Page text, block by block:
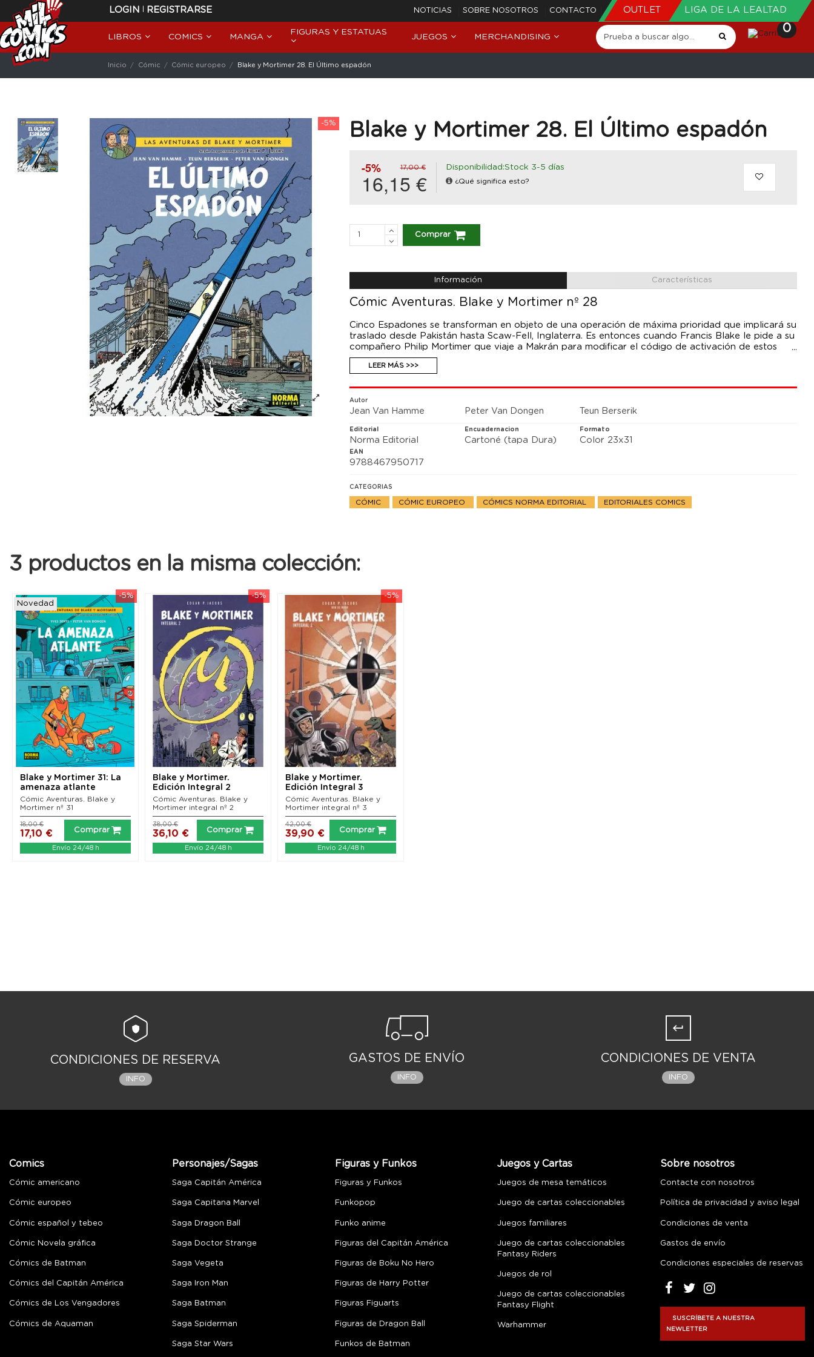
LOGIN | REGISTRARSE NOTICIAS SOBRE NOSOTROS CONTACTO OUTLET LIGA DE LA LEALTAD
LIBROS COMICS MANGA
FIGURAS Y ESTATUAS
JUEGOS MERCHANDISING
0
Inicio Cómic Cómic europeo Blake y Mortimer 28. El Último espadón
-5% Blake y Mortimer 28. El Último espadón
-5% 17,00 €
16,15 €
Disponibilidad:Stock 3-5 días
¿Qué significa esto?
Comprar
Información Características
Cómic Aventuras. Blake y Mortimer nº 28
Cinco Espadones se transforman en objeto de una operación de máxima prioridad que implicará su
traslado desde Pakistán hasta Scaw-Fell, Inglaterra. Es entonces cuando Francis Blake le pide a su
compañero Philip Mortimer que viaje a Makrán para modificar el código de activación de estos
aviones. Mientras tanto Blake, que acaba de hacerse cargo de la dirección del MI5, debe partir
hacia Úlster: según uno de sus agentes, el IRA está preparando un gran complot contra Inglaterra
aventuras de Blake y Mortimer e imagina la secuela de la mítica trilogía El secreto del Espadón. En
este vibrante homenaje a Edgard P. Jacobs le acompañan los artistas de El valle de los inmortales,
Berserik y van Dongen
LEER MÁS >>>
Autor
Jean Van Hamme Peter Van Dongen Teun Berserik
Editorial
Norma Editorial
Encuadernacion
Cartoné (tapa Dura)
Formato
Color 23x31
EAN
9788467950717
CATEGORIAS
CÓMIC CÓMIC EUROPEO CÓMICS NORMA EDITORIAL EDITORIALES COMICS
3 productos en la misma colección:
-5%
Novedad
Blake y Mortimer 31: La
amenaza atlante
Cómic Aventuras. Blake y
Mortimer nº 31
17,10 €
18,00 €
Comprar
Envío 24/48 h
-5%
Blake y Mortimer.
Edición Integral 2
Cómic Aventuras. Blake y
Mortimer integral nº 2
36,10 €
38,00 €
Comprar
Envío 24/48 h
-5%
Blake y Mortimer.
Edición Integral 3
Cómic Aventuras. Blake y
Mortimer integral nº 3
39,90 €
42,00 €
Comprar
Envío 24/48 h
CONDICIONES DE RESERVA
INFO
GASTOS DE ENVÍO
INFO
CONDICIONES DE VENTA
INFO
Comics
Cómic americano
Cómic europeo
Cómic español y tebeo
Cómic Novela gráfica
Cómics de Batman
Cómics del Capitán América
Cómics de Los Vengadores
Cómics de Aquaman
Personajes/Sagas
Saga Capitán América
Saga Capitana Marvel
Saga Dragon Ball
Saga Doctor Strange
Saga Vegeta
Saga Iron Man
Saga Batman
Saga Spiderman
Saga Star Wars
Figuras y Funkos
Figuras y Funkos
Funkopop
Funko anime
Figuras del Capitán América
Figuras de Boku No Hero
Figuras de Harry Potter
Figuras Figuarts
Figuras de Dragon Ball
Funkos de Batman
Juegos y Cartas
Juegos de mesa temáticos
Juego de cartas coleccionables
Juegos familiares
Juego de cartas coleccionables
Fantasy Riders
Juegos de rol
Juego de cartas coleccionables
Fantasy Flight
Warhammer
Sobre nosotros
Contacte con nosotros
Política de privacidad y aviso legal
Condiciones de venta
Gastos de envío
Condiciones especiales de reservas
SUSCRÍBETE A NUESTRA
NEWLETTER